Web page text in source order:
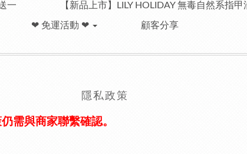
一 【新品上市】LILY HOLIDAY 無毒自然系指
❤︎ 免運活動 ❤︎ 顧客分享
隱私政策
需與商家聯繫確認。